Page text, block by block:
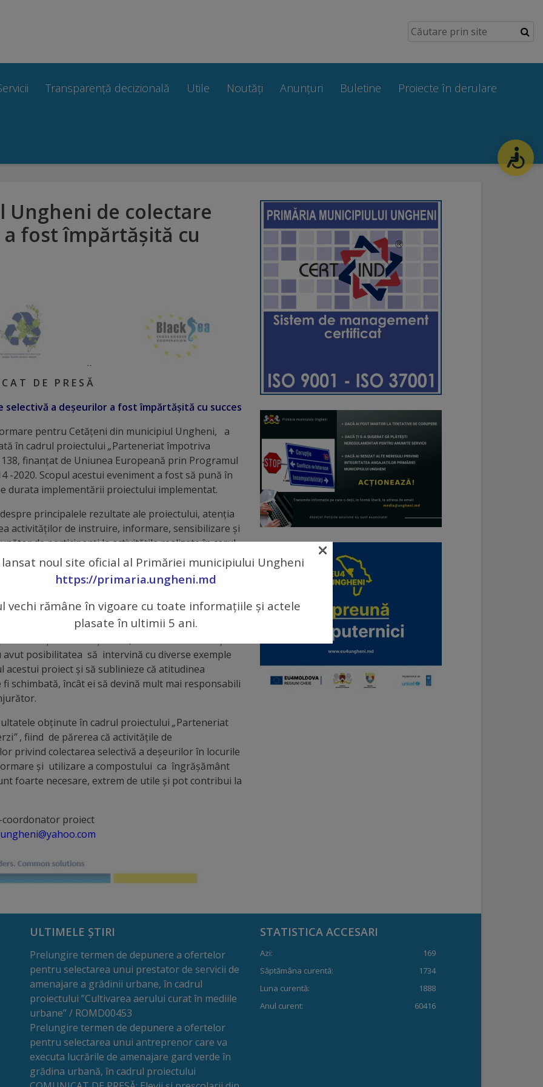
Transparență decizională Utile Noutăți Anunțuri Buletine Proiecte în derulare
de colectare
fost împărtășită cu
C A T D E P R E S Ă
selectivă a deșeurilor a fost împărtășită cu succes
pentru Cetățeni din municipiul Ungheni, a
în cadrul proiectului „Parteneriat împotriva
finanţat de Uniunea Europeană prin Programul
-2020. Scopul acestui eveniment a fost să pună în
durata implementării proiectului implementat.
principalele rezultate ale proiectului, atenția
activităților de instruire, informare, sensibilizare și
de participanți la activitățile realizate în carul
proiectului au fost prezentate într-o manieră
participanți la eveniment, reprezentanți ai
locale din municipiul Ungheni și localitățile rurale
Florițoaia Veche, Pîrlița, satele
ai societății civile, mediului academic și
avut posibilitatea să intervină cu diverse exemple
proiect și să sublinieze că atitudinea
schimbată, încât ei să devină mult mai responsabili
obținute în cadrul proiectului „Parteneriat
”, fiind de părerea că activitățile de
privind colectarea selectivă a deșeurilor în locurile
și utilizare a compostului ca îngrășământ
foarte necesare, extrem de utile și pot contribui la
coordonator proiect
ULTIMELE ȘTIRI
Prelungire termen de depunere a ofertelor
pentru selectarea unui prestator de servicii de
amenajare a grădinii urbane, în cadrul
proiectului ”Cultivarea aerului curat în mediile
urbane” / ROMD00453
Prelungire termen de depunere a ofertelor
pentru selectarea unui antreprenor care va
executa lucrările de amenajare gard verde în
grădina urbană, în cadrul proiectului
STATISTICA ACCESARI
Azi:
169
Săptămâna curentă:
1734
Luna curentă:
1888
Anul curent:
60416
noul site oficial al Primăriei municipiului Ungheni
https://primaria.ungheni.md
vechi rămâne în vigoare cu toate informațiile și actele
plasate în ultimii 5 ani.
×